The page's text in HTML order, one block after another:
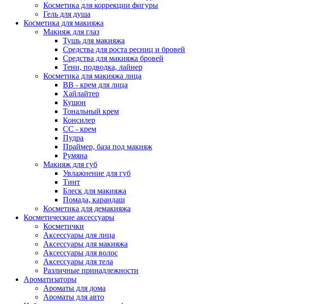
Наборы
Косметика для коррекции фигуры
Гель для душа
Косметика для макияжа
Макияж для глаз
Тушь для макияжа
Средства для роста ресниц и бровей
Средства для макияжа бровей
Тени, подводка, лайнер
Косметика для макияжа лица
ВВ - крем для лица
Хайлайтер
Кушон
Тональный крем
Консилер
СС - крем
Пудра
Праймер, база под макияж
Румяна
Макияж для губ
Увлажнение для губ
Тинт
Блеск для макияжа
Помада, карандаш
Косметика для демакияжа
Косметические аксессуары
Косметички
Аксессуары для лица
Аксессуары для макияжа
Аксессуары для волос
Аксессуары для тела
Различные принадлежности
Ароматизаторы
Ароматы для дома
Ароматы для авто